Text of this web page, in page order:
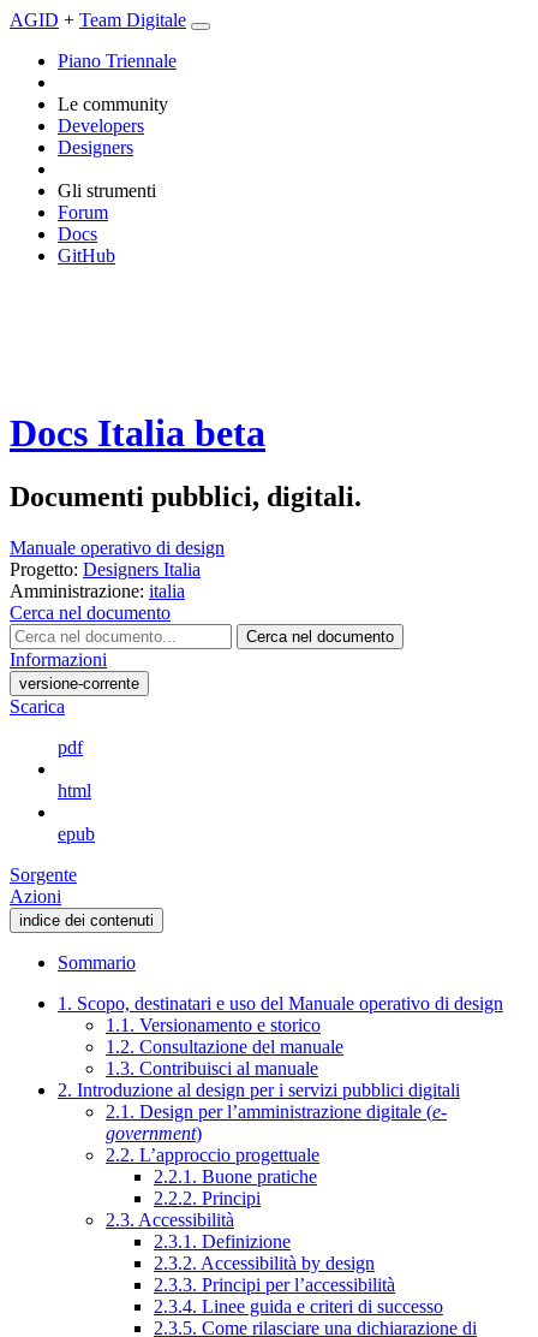
AGID + Team Digitale
Piano Triennale
Le community
Developers
Designers
Gli strumenti
Forum
Docs
GitHub
Docs Italia beta
Documenti pubblici, digitali.
Manuale operativo di design
Progetto: Designers Italia
Amministrazione: italia
Cerca nel documento
Cerca nel documento
Informazioni
versione-corrente
Scarica
pdf
html
epub
Sorgente
Azioni
indice dei contenuti
Sommario
1. Scopo, destinatari e uso del Manuale operativo di design
1.1. Versionamento e storico
1.2. Consultazione del manuale
1.3. Contribuisci al manuale
2. Introduzione al design per i servizi pubblici digitali
2.1. Design per l’amministrazione digitale (e-
government)
2.2. L’approccio progettuale
2.2.1. Buone pratiche
2.2.2. Principi
2.3. Accessibilità
2.3.1. Definizione
2.3.2. Accessibilità by design
2.3.3. Principi per l’accessibilità
2.3.4. Linee guida e criteri di successo
2.3.5. Come rilasciare una dichiarazione di